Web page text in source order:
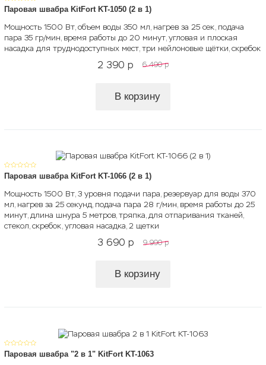
Паровая швабра KitFort KT-1050 (2 в 1)
Мощность 1500 Вт, объем воды 350 мл, нагрев за 25 сек, подача
пара 35 гр/мин, время работы до 20 минут, угловая и плоская
насадка для труднодоступных мест, три нейлоновые щётки, скребок
2 390 p 6 490 p
В корзину
Паровая швабра KitFort KT-1066 (2 в 1)
Мощность 1500 Вт, 3 уровня подачи пара, резервуар для воды 370
мл, нагрев за 25 секунд, подача пара 28 г/мин, время работы до 25
минут, длина шнура 5 метров, тряпка, для отпаривания тканей,
стекол, скребок, угловая насадка, 2 щетки
3 690 p 9 990 p
В корзину
Паровая швабра "2 в 1" KitFort KT-1063